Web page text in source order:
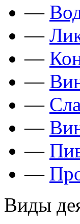
—
—
—
—
—
—
—
—
Виды